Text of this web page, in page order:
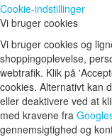
Cookie-indstillinger
Vi bruger cookies
Vi bruger cookies og
shoppingoplevelse,
webtrafik. Klik på
cookies. Alternativt kan
eller deaktivere ved at
med kravene fra
gennemsigtighed og